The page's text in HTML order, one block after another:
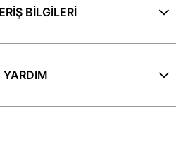
BİLGİLERİ
YARDIM